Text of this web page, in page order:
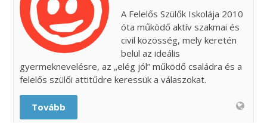
A Felelős Szülők Iskolája 2010
óta működő aktív szakmai és
civil közösség, mely keretén
belül az ideális
gyermeknevelésre, az „elég jól” működő családra és a
felelős szülői attitűdre keressük a válaszokat.
Tovább